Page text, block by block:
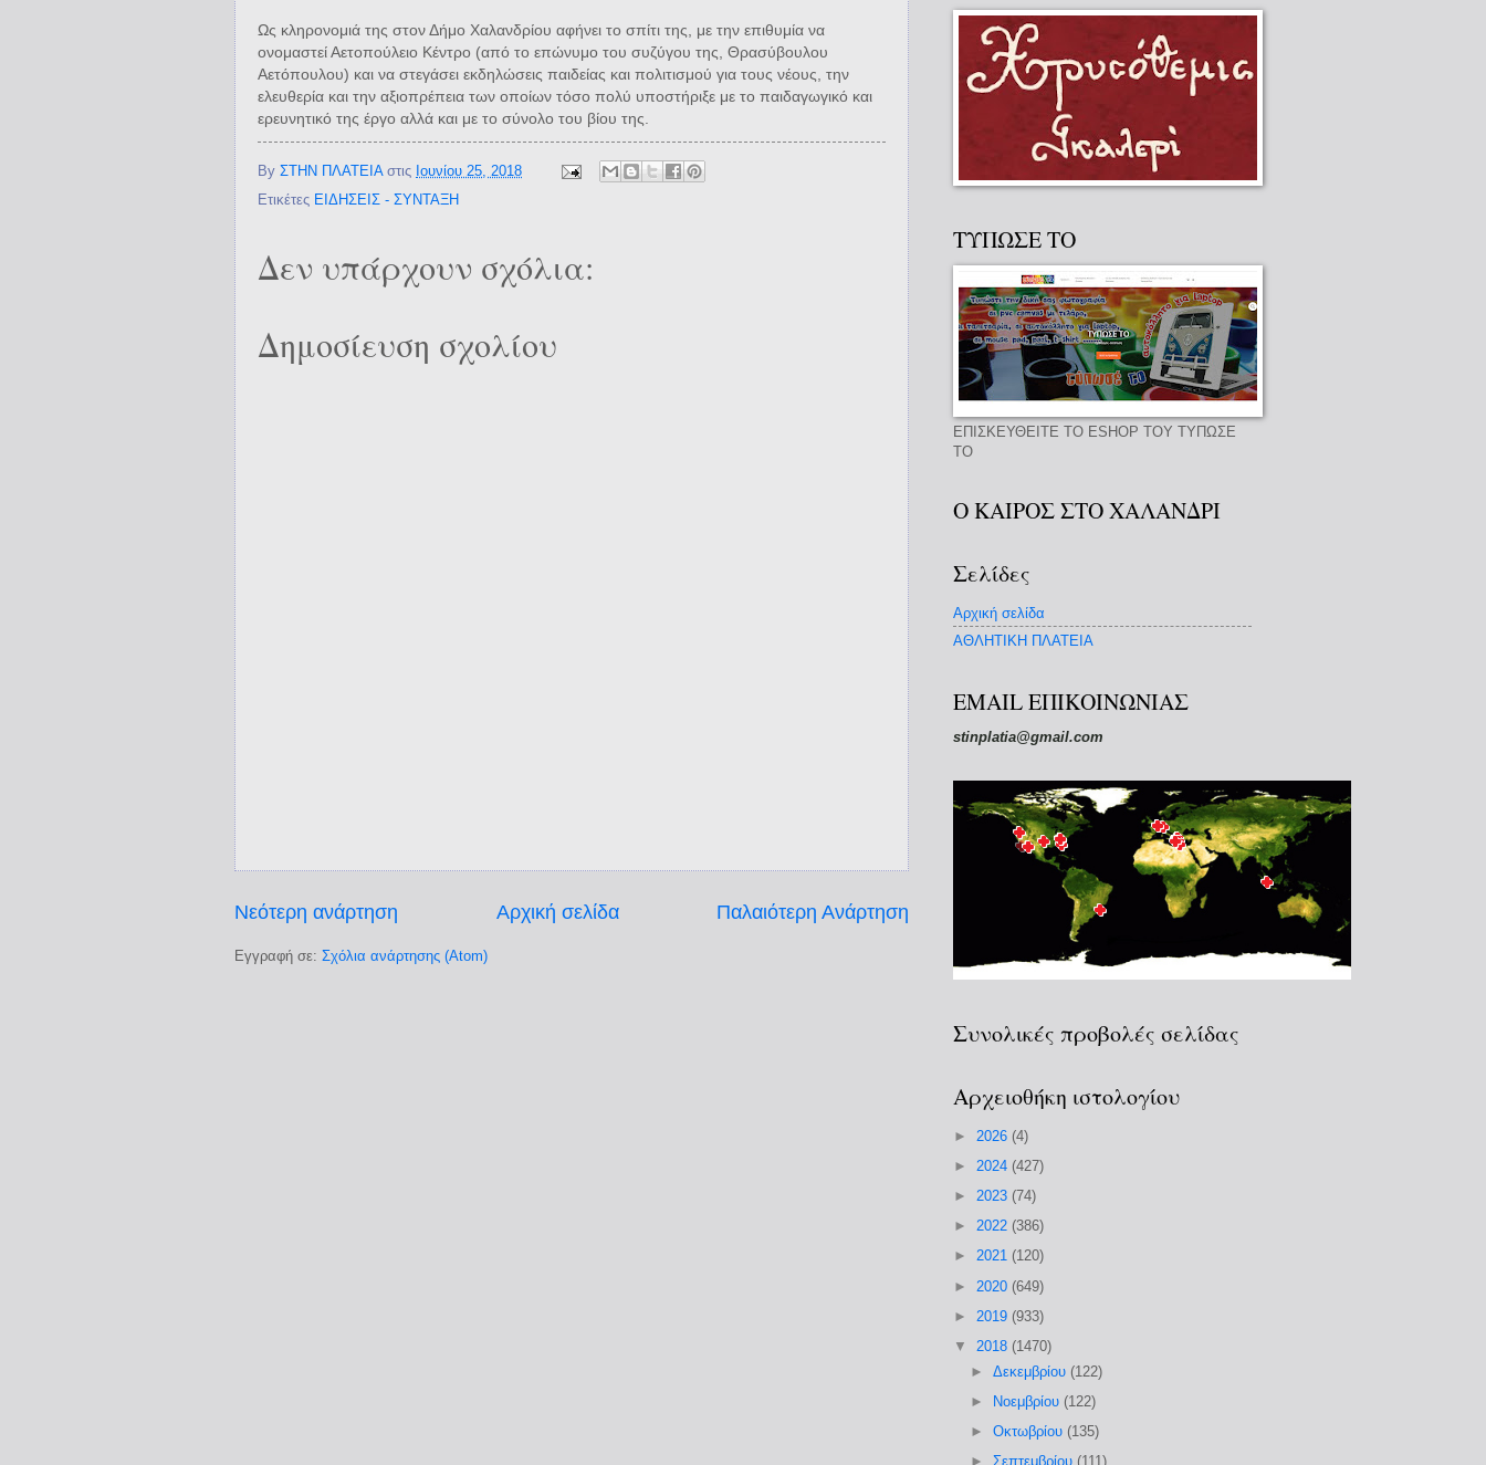
Ως κληρονομιά της στον Δήμο Χαλανδρίου αφήνει το σπίτι της, με την επιθυμία να
ονομαστεί Αετοπούλειο Κέντρο (από το επώνυμο του συζύγου της, Θρασύβουλου
Αετόπουλου) και να στεγάσει εκδηλώσεις παιδείας και πολιτισμού για τους νέους, την
ελευθερία και την αξιοπρέπεια των οποίων τόσο πολύ υποστήριξε με το παιδαγωγικό και
ερευνητικό της έργο αλλά και με το σύνολο του βίου της.
By ΣΤΗΝ ΠΛΑΤΕΙΑ στις Ιουνίου 25, 2018
Ετικέτες ΕΙΔΗΣΕΙΣ - ΣΥΝΤΑΞΗ
Δεν υπάρχουν σχόλια:
Δημοσίευση σχολίου
Νεότερη ανάρτηση Παλαιότερη Ανάρτηση
Αρχική σελίδα
Εγγραφή σε: Σχόλια ανάρτησης (Atom)
ΤΥΠΩΣΕ ΤΟ
ΕΠΙΣΚΕΥΘΕΙΤΕ ΤΟ ESHOP ΤΟΥ ΤΥΠΩΣΕ
ΤΟ
Ο ΚΑΙΡΟΣ ΣΤΟ ΧΑΛΑΝΔΡΙ
Σελίδες
Αρχική σελίδα
ΑΘΛΗΤΙΚΗ ΠΛΑΤΕΙΑ
EMAIL ΕΠΙΚΟΙΝΩΝΙΑΣ
stinplatia@gmail.com
Συνολικές προβολές σελίδας
Αρχειοθήκη ιστολογίου
► 2026 (4)
► 2024 (427)
► 2023 (74)
► 2022 (386)
► 2021 (120)
► 2020 (649)
► 2019 (933)
▼ 2018 (1470)
►Δεκεμβρίου (122)
►
Νοεμβρίου (122)
►Οκτωβρίου (135)
►Σεπτεμβρίου (111)